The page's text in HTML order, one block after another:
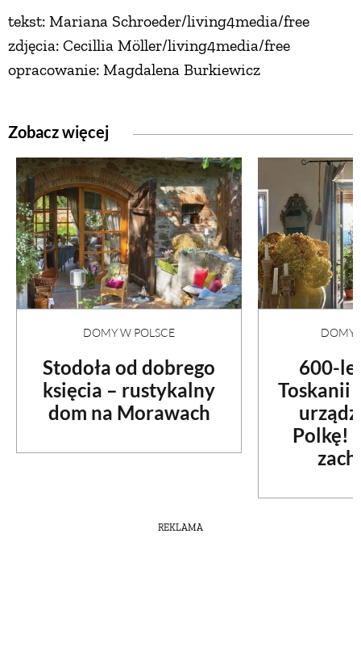
tekst: Mariana Schroeder/living4media/free
zdjęcia: Cecillia Möller/living4media/free
opracowanie: Magdalena Burkiewicz
Zobacz więcej
DOMY W POLSCE
Stodoła od dobrego
księcia – rustykalny
dom na Morawach
DOMY
600-
Toskanii
Polkę!
REKLAMA